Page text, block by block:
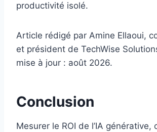
productivité isolé.
Article rédigé par Amine Ellaoui,
et président de TechWise
mise à jour : août 2026.
Conclusion
Mesurer le ROI de l’IA générative,